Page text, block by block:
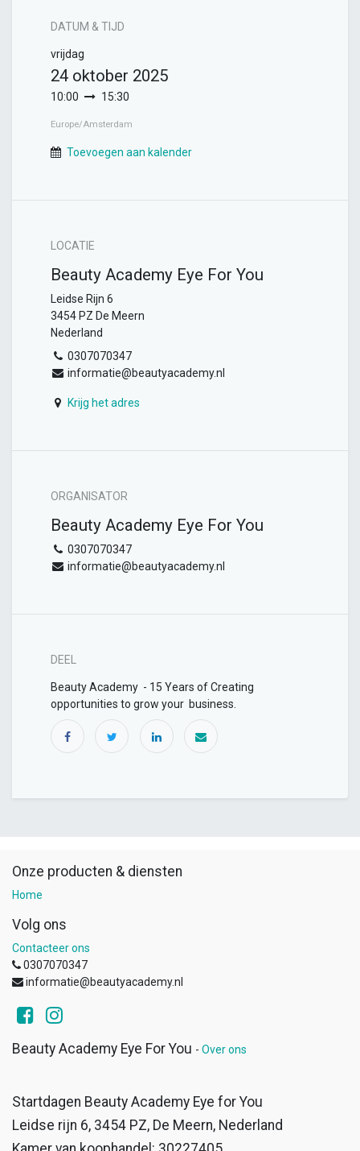
DATUM & TIJD
vrijdag
24 oktober 2025
10:00 15:30
Europe/Amsterdam
Toevoegen aan kalender
LOCATIE
Beauty Academy Eye For You
Leidse Rijn 6
3454 PZ De Meern
Nederland
0307070347
informatie@beautyacademy.nl
Krijg het adres
ORGANISATOR
Beauty Academy Eye For You
0307070347
informatie@beautyacademy.nl
DEEL
Beauty Academy - 15 Years of Creating
opportunities to grow your business.
Onze producten & diensten
Home
Volg ons
Contacteer ons
0307070347
informatie@beautyacademy.nl
Beauty Academy Eye For You - Over ons
Startdagen Beauty Academy Eye for You
Leidse rijn 6, 3454 PZ, De Meern, Nederland